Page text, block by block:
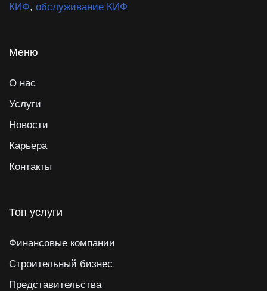
КИФ, обслуживание КИФ
Меню
О нас
Услуги
Новости
Карьера
Контакты
Топ услуги
Финансовые компании
Строительный бизнес
Представительства